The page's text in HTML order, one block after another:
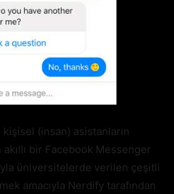
(insan) asistanların
bir Facebook Messenger
üniversitelerde verilen çeşitli
amacıyla Nerdify tarafından